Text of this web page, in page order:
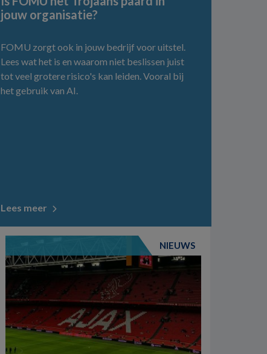
jouw organisatie?
FOMU zorgt ook in jouw bedrijf voor uitstel.
Lees wat het is en waarom niet beslissen juist
tot veel grotere risico's kan leiden. Vooral bij
het gebruik van AI.
Lees meer
NIEUWS